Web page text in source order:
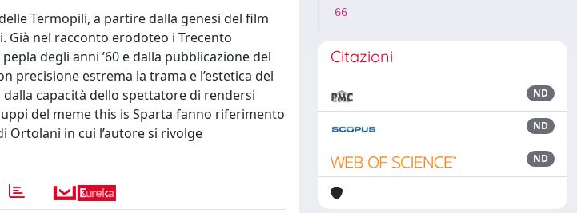
Termopili, a partire dalla genesi del film
Già nel racconto erodoteo i Trecento
degli anni ’60 e dalla pubblicazione del
precisione estrema la trama e l’estetica del
capacità dello spettatore di rendersi
del meme this is Sparta fanno riferimento
in cui l’autore si rivolge
66
Citazioni
ND
ND
ND